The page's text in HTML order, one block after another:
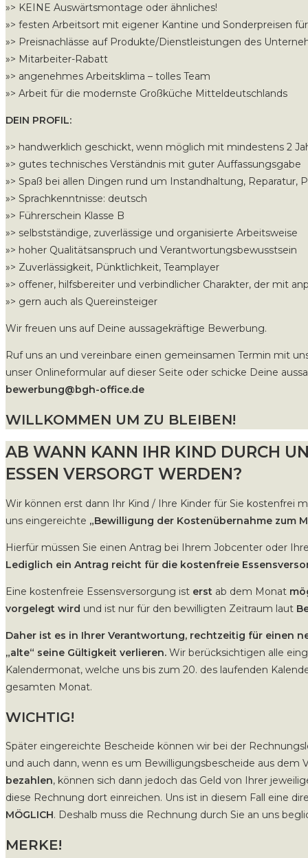
»> KEINE Auswärtsmontage oder ähnliches!
»> festen Arbeitsort mit eigener Kantine und Sonderpreisen
»> Preisnachlässe auf Produkte/Dienstleistungen des
»> Mitarbeiter-Rabatt
»> angenehmes Arbeitsklima – tolles Team
»> Arbeit für die modernste Großküche Mitteldeutschlands
DEIN PROFIL:
»> handwerklich geschickt, wenn möglich mit mindestens 2
»> gutes technisches Verständnis mit guter Auffassungsgabe
»> Spaß bei allen Dingen rund um Instandhaltung, Reparatur,
»> Sprachkenntnisse: deutsch
»> Führerschein Klasse B
»> selbstständige, zuverlässige und organisierte Arbeitsweise
»> hoher Qualitätsanspruch und Verantwortungsbewusstsein
»> Zuverlässigkeit, Pünktlichkeit, Teamplayer
»> offener, hilfsbereiter und verbindlicher Charakter, der mit
»> gern auch als Quereinsteiger
Wir freuen uns auf Deine aussagekräftige Bewerbung.
Ruf uns an und vereinbare einen gemeinsamen Termin mit
unser Onlineformular auf dieser Seite oder schicke Deine
bewerbung@bgh-office.de
WILLKOMMEN UM ZU BLEIBEN!
AB WANN KANN IHR KIND DURCH
ESSEN VERSORGT WERDEN?
Wir können erst dann Ihr Kind / Ihre Kinder für Sie kostenfrei
uns eingereichte „Bewilligung der Kostenübernahme zum
Hierfür müssen Sie einen Antrag bei Ihrem Jobcenter oder
Lediglich ein Antrag reicht für die kostenfreie
Eine kostenfreie Essensversorgung ist erst ab dem Monat
vorgelegt wird und ist nur für den bewilligten Zeitraum laut
Daher ist es in Ihrer Verantwortung, rechtzeitig für einen
„alte“ seine Gültigkeit verlieren. Wir berücksichtigen alle
Kalendermonat, welche uns bis zum 20. des laufenden
gesamten Monat.
WICHTIG!
Später eingereichte Bescheide können wir bei der
und auch dann, wenn es um Bewilligungsbescheide aus dem
bezahlen, können sich dann jedoch das Geld von Ihrer
diese Rechnung dort einreichen. Uns ist in diesem Fall eine
MÖGLICH. Deshalb muss die Rechnung durch Sie an uns
MERKE!